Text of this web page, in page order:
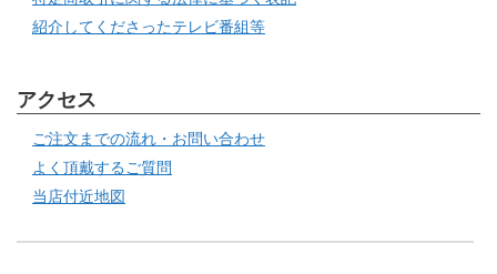
紹介してくださったテレビ番組等
アクセス
ご注文までの流れ・お問い合わせ
よく頂戴するご質問
当店付近地図